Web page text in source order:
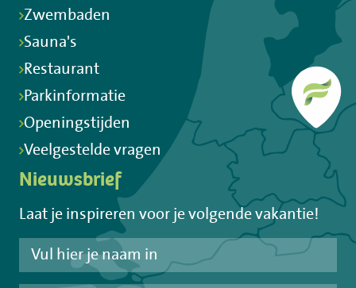
Zwembaden
Sauna's
Restaurant
Parkinformatie
Openingstijden
Veelgestelde vragen
Nieuwsbrief
Laat je inspireren voor je volgende vakantie!